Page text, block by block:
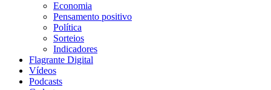
Economia
Pensamento positivo
Política
Sorteios
Indicadores
Flagrante Digital
Vídeos
Podcasts